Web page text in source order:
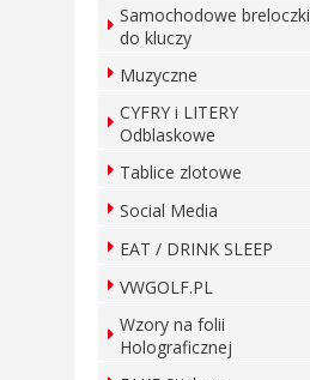
Samochodowe breloczki
do kluczy
Muzyczne
CYFRY i LITERY
Odblaskowe
Tablice zlotowe
Social Media
EAT / DRINK SLEEP
VWGOLF.PL
Wzory na folii
Holograficznej